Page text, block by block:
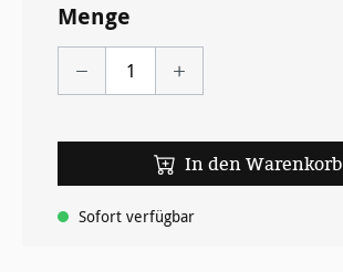
Menge
In den Warenkorb
Sofort verfügbar